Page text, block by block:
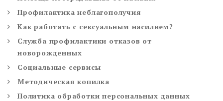
Профилактика неблагополучия
Как работать с сексуальным насилием?
Служба профилактики отказов от
новорожденных
Социальные сервисы
Методическая копилка
Политика обработки персональных данных